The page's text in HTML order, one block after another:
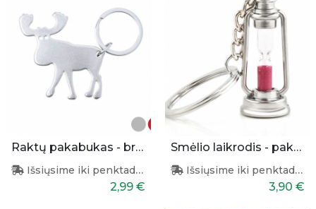
Raktų pakabukas - briedis
Išsiųsime iki penktadienio
2,99 €
Smėlio laikrodis - pakabukas
Išsiųsime iki penktadienio
3,90 €